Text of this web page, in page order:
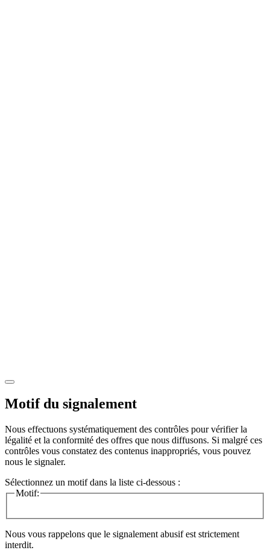
Motif du signalement
Nous effectuons systématiquement des contrôles pour vérifier la
légalité et la conformité des offres que nous diffusons. Si malgré ces
contrôles vous constatez des contenus inappropriés, vous pouvez
nous le signaler.
Sélectionnez un motif dans la liste ci-dessous :
Motif:
Nous vous rappelons que le signalement abusif est strictement
interdit.